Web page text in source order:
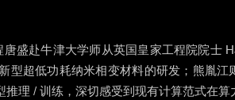
盛赴牛津大学师从英国皇家工程院院士
型超低功耗纳米相变材料的研发；熊胤江
理 / 训练，深切感受到现有计算范式在算